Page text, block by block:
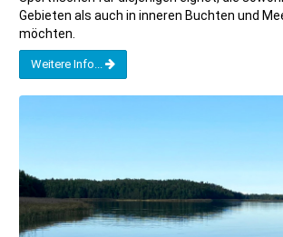
Gebieten als auch in inneren Buchten und
möchten.
Weitere Info...